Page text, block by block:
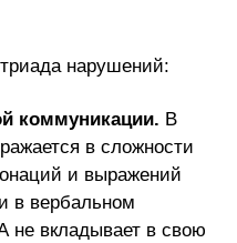
нарушений:
коммуникации. В
в сложности
и выражений
в вербальном
не вкладывает в свою